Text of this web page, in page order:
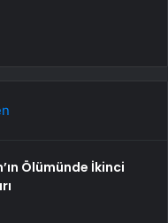
Ölümünde İkinci